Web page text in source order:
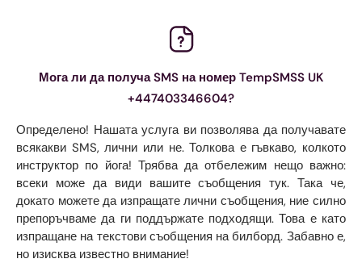
Мога ли да получа SMS на номер TempSMSS UK
+447403346604?
Определено! Нашата услуга ви позволява да получавате
всякакви SMS, лични или не. Толкова е гъвкаво, колкото
инструктор по йога! Трябва да отбележим нещо важно:
всеки може да види вашите съобщения тук. Така че,
докато можете да изпращате лични съобщения, ние силно
препоръчваме да ги поддържате подходящи. Това е като
изпращане на текстови съобщения на билборд. Забавно е,
но изисква известно внимание!